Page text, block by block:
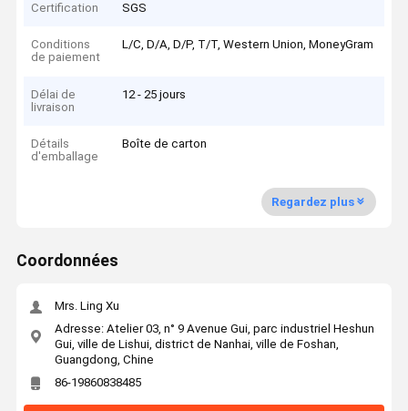
Certification SGS
Conditions
de paiement
L/C, D/A, D/P, T/T, Western Union, MoneyGram
Délai de
livraison
12 - 25 jours
Détails
d'emballage
Boîte de carton
Regardez plus
Coordonnées
Mrs. Ling Xu
Adresse: Atelier 03, n° 9 Avenue Gui, parc industriel Heshun
Gui, ville de Lishui, district de Nanhai, ville de Foshan,
Guangdong, Chine
86-19860838485